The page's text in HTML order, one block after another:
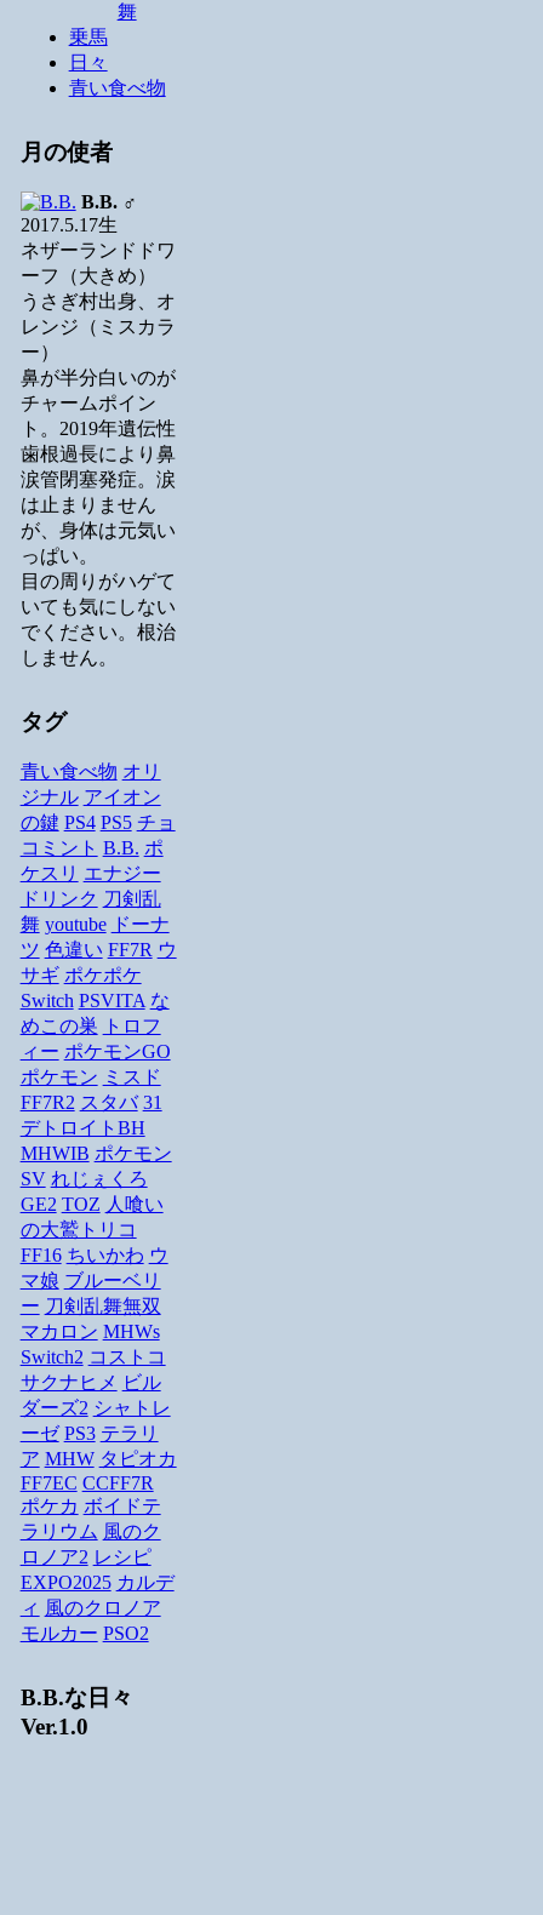
舞
乗馬
日々
青い食べ物
月の使者
B.B.♂
2017.5.17生
ネザーランドドワ
ーフ（大きめ）
うさぎ村出身、オ
レンジ（ミスカラ
ー）
鼻が半分白いのが
チャームポイン
ト。2019年遺伝性
歯根過長により鼻
涙管閉塞発症。涙
は止まりません
が、身体は元気い
っぱい。
目の周りがハゲて
いても気にしない
でください。根治
しません。
タグ
青い食べ物 オリ
ジナル アイオン
の鍵 PS4 PS5 チョ
コミント B.B. ポ
ケスリ エナジー
ドリンク 刀剣乱
舞 youtube
ドーナ
ツ 色違い FF7R ウ
サギ ポケポケ
Switch PSVITA な
めこの巣
トロフ
ィー ポケモンGO
ポケモン ミスド
FF7R2 スタバ 31
デトロイトBH
MHWIB ポケモン
SV れじぇくろ
GE2 TOZ 人喰い
の大鷲トリコ
FF16 ちいかわ ウ
マ娘 ブルーベリ
ー 刀剣乱舞無双
マカロン MHWs
Switch2 コストコ
サクナヒメ ビル
ダーズ2 シャトレ
ーゼ PS3 テラリ
ア MHW タピオカ
FF7EC CCFF7R
ポケカ ボイドテ
ラリウム 風のク
ロノア2 レシピ
EXPO2025 カルデ
ィ 風のクロノア
モルカー PSO2
B.B.な日々
Ver.1.0